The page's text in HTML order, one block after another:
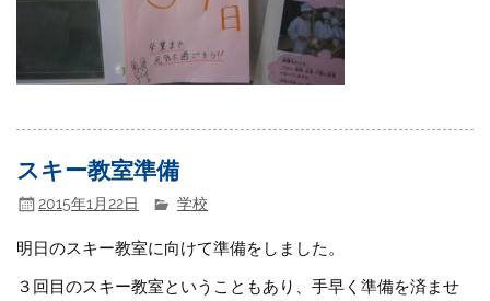
スキー教室準備
2015年1月22日 学校
明日のスキー教室に向けて準備をしました。
３回目のスキー教室ということもあり、手早く準備を済ませ